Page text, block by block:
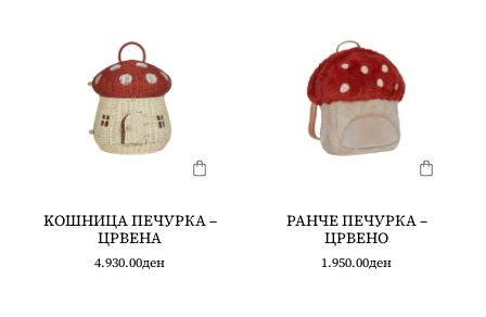
KOШНИЦА ПЕЧУРКА –
ЦРВЕНА
4.930.00ден
РАНЧЕ ПЕЧУРКА –
ЦРВЕНО
1.950.00ден